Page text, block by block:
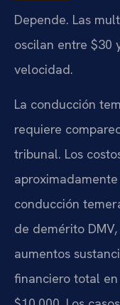
Depende. Las
oscilan entre $30
velocidad.
La conducción
requiere
tribunal. Los
conducción
de demérito
aumentos
financiero total